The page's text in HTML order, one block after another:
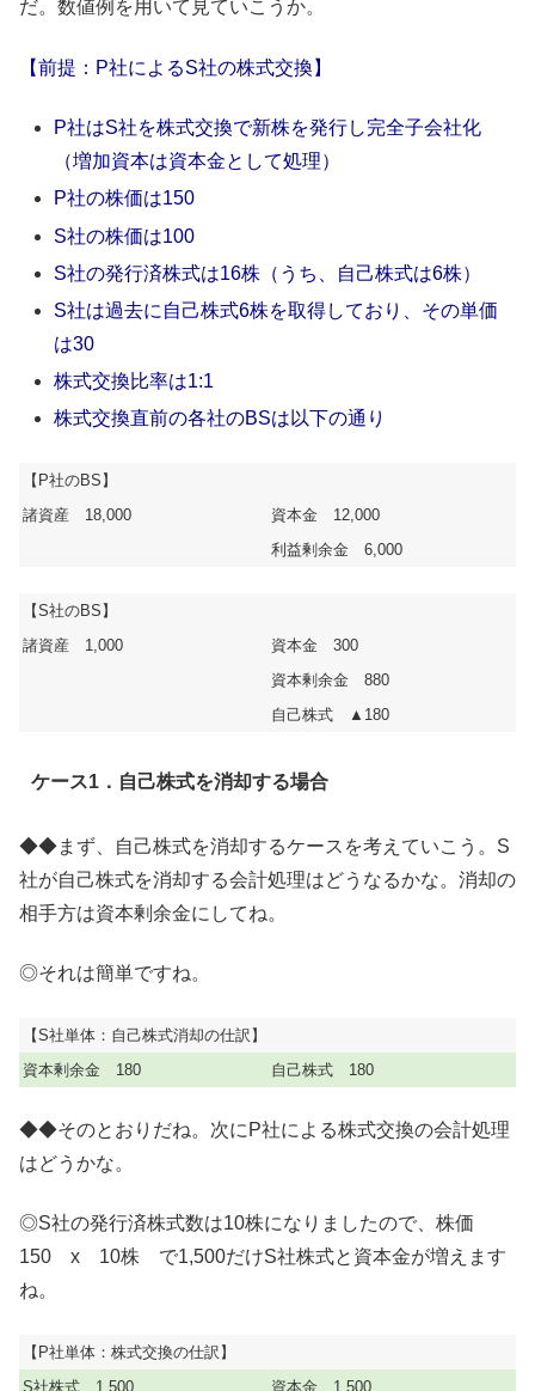
だ。数値例を用いて見ていこうか。
【前提：P社によるS社の株式交換】
P社はS社を株式交換で新株を発行し完全子会社化
（増加資本は資本金として処理）
P社の株価は150
S社の株価は100
S社の発行済株式は16株（うち、自己株式は6株）
S社は過去に自己株式6株を取得しており、その単価
は30
株式交換比率は1:1
株式交換直前の各社のBSは以下の通り
【P社のBS】
諸資産 18,000
資本金 12,000
利益剰余金 6,000
【S社のBS】
諸資産 1,000
資本金 300
資本剰余金 880
自己株式 ▲180
ケース1．自己株式を消却する場合
◆◆まず、自己株式を消却するケースを考えていこう。S
社が自己株式を消却する会計処理はどうなるかな。消却の
相手方は資本剰余金にしてね。
◎それは簡単ですね。
【S社単体：自己株式消却の仕訳】
資本剰余金 180
自己株式 180
◆◆そのとおりだね。次にP社による株式交換の会計処理
はどうかな。
◎S社の発行済株式数は10株になりましたので、株価
150 x 10株 で1,500だけS社株式と資本金が増えます
ね。
【P社単体：株式交換の仕訳】
S社株式 1,500
資本金 1,500